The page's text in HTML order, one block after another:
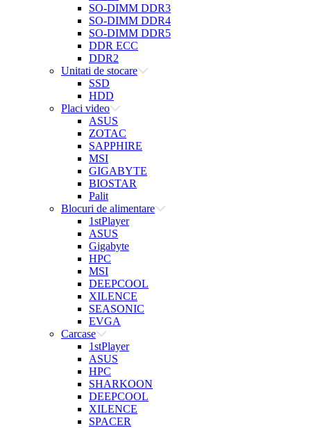
SO-DIMM DDR3
SO-DIMM DDR4
SO-DIMM DDR5
DDR ECC
DDR2
Unitati de stocare
SSD
HDD
Placi video
ASUS
ZOTAC
SAPPHIRE
MSI
GIGABYTE
BIOSTAR
Palit
Blocuri de alimentare
1stPlayer
ASUS
Gigabyte
HPC
MSI
DEEPCOOL
XILENCE
SEASONIC
EVGA
Carcase
1stPlayer
ASUS
HPC
SHARKOON
DEEPCOOL
XILENCE
SPACER